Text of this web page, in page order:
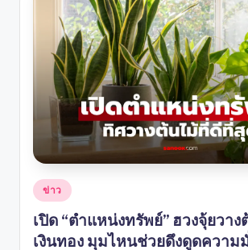
Posted
in
ข่าว
เปิด “ตำแหน่งทรัพย์” ฮวงจุ้ยวาง
เงินทอง มุมไหนช่วยดึงดูดความ